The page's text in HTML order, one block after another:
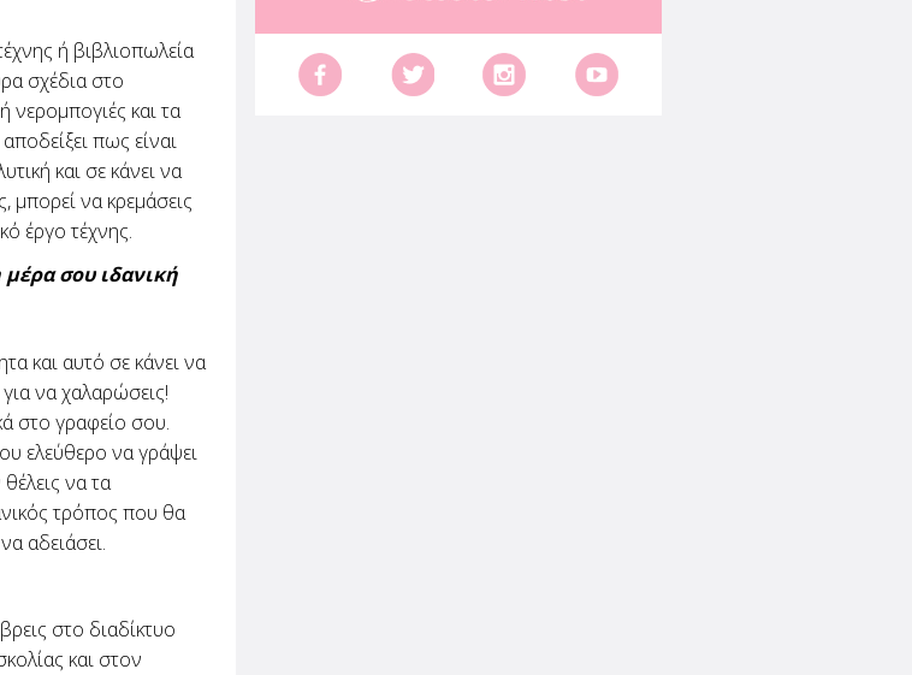
ή βιβλιοπωλεία
σχέδια στο
νερομπογιές και τα
πως είναι
και σε κάνει να
μπορεί να κρεμάσεις
έργο τέχνης.
μέρα σου ιδανική
και αυτό σε κάνει να
να χαλαρώσεις!
στο γραφείο σου.
ελεύθερο να γράψει
να τα
τρόπος που θα
αδειάσει.
στο διαδίκτυο
και στον